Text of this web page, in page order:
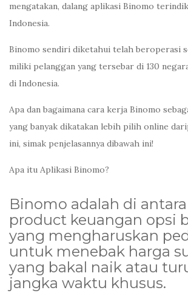
mengatakan, dalang aplikasi Binomo
Indonesia.
Binomo sendiri diketahui telah beroperasi
miliki pelanggan yang tersebar di 130
di Indonesia.
Apa dan bagaimana cara kerja Binomo
yang banyak dikatakan lebih pilih online
ini, simak penjelasannya dibawah ini!
Apa itu Aplikasi Binomo?
Binomo adalah di
product keuangan opsi
yang mengharuskan
untuk menebak harga
yang bakal naik atau
jangka waktu khusus.